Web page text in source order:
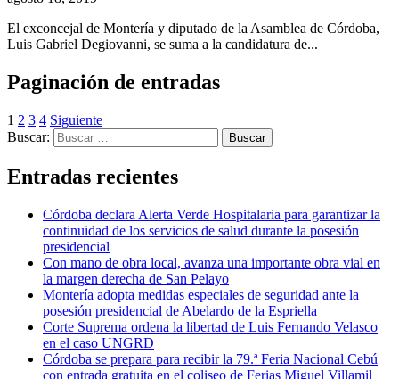
El exconcejal de Montería y diputado de la Asamblea de Córdoba,
Luis Gabriel Degiovanni, se suma a la candidatura de...
Paginación de entradas
1 2 3 4 Siguiente
Buscar:
Entradas recientes
Córdoba declara Alerta Verde Hospitalaria para garantizar la
continuidad de los servicios de salud durante la posesión
presidencial
Con mano de obra local, avanza una importante obra vial en
la margen derecha de San Pelayo
Montería adopta medidas especiales de seguridad ante la
posesión presidencial de Abelardo de la Espriella
Corte Suprema ordena la libertad de Luis Fernando Velasco
en el caso UNGRD
Córdoba se prepara para recibir la 79.ª Feria Nacional Cebú
con entrada gratuita en el coliseo de Ferias Miguel Villamil